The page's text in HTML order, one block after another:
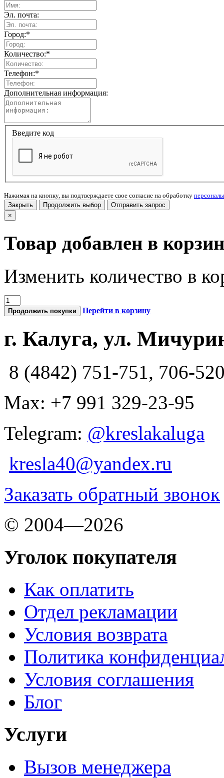
Эл. почта:
Город:*
Количество:*
Телефон:*
Дополнительная информация:
Введите код
Нажимая на кнопку, вы подтверждаете свое согласие на обработку
Закрыть
Продолжить выбор
Отправить запрос
×
Товар добавлен в
Изменить количество в
Продолжить покупки Перейти в корзину
г. Калуга, ул.
8 (4842) 751-751, 706-
Max: +7 991 329-23-95
Telegram: @kreslakaluga
kresla40@yandex.ru
Заказать обратный звонок
© 2004—2026
Уголок покупателя
Как оплатить
Отдел рекламации
Условия возврата
Политика
Условия соглашения
Блог
Услуги
Вызов менеджера